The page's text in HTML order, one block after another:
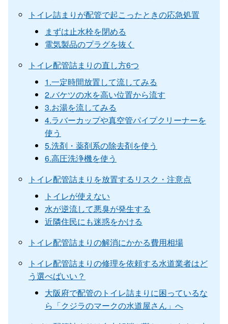
トイレ詰まりが配管で起こったときの応急処置
まずは止水栓を閉める
電気製品のプラグを抜く
トイレ配管詰まりの直し方6つ
1.一定時間放置して流してみる
2.バケツの水を高い位置から流す
3.お湯を流してみる
4.ラバーカップや真空管パイプクリーナーを
使う
5.洗剤・薬剤系の除去剤を使う
6.高圧洗浄機を使う
トイレ配管詰まりを放置するリスク・注意点
トイレが使えない
水が逆流して悪臭が発生する
近隣住民にも迷惑をかける
トイレ配管詰まりの解消にかかる費用相場
トイレ配管詰まりの修理を依頼する水道業者はど
う選べばいい？
大阪府で配管のトイレ詰まりに困っているな
ら「クジラのマークの水道屋さん」へ